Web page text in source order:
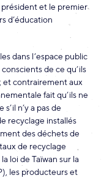
et le premier
d’éducation
dans l’espace public
de ce qu’ils
et contrairement aux
fait qu’ils ne
n’y a pas de
recyclage installés
des déchets de
de recyclage
loi de Taïwan sur la
les producteurs et